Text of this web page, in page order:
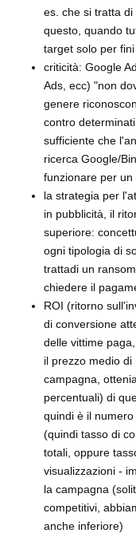
es. che si tratta
questo, quando
target solo per
criticità: Google
Ads, ecc) "non
genere
contro
sufficiente che
ricerca Google/
funzionare per
la strategia per
in pubblicità, il
superiore:
ogni tipologia di
trattadi un
chiedere il
ROI (ritorno
di conversione
delle vittime
il prezzo medio
campagna,
percentuali) di
quindi è il
(quindi tasso di
totali, oppure
visualizzazioni -
la campagna
competitivi,
anche inferiore)